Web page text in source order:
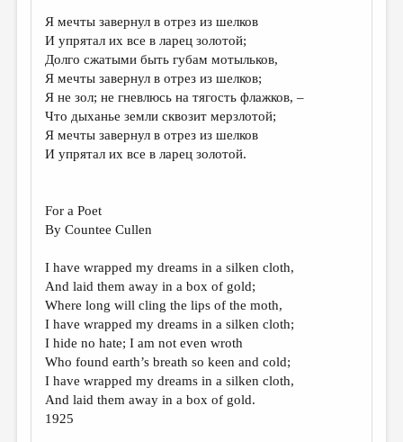
ПРАВИЛА САЙТА
ОТДЕЛЫ И РУБРИКИ
ИЗБРАННОЕ
ДАЙДЖЕСТ
КОНКУРСЫ
ДЕТСКАЯ КОМНАТА
КНИЖНАЯ ПОЛКА
ОБЗОР ЛИТЕРАТУРЫ
СТРАНИЦЫ ПАМЯТИ
ОБЪЯВЛЕНИЯ
Я мечты завернул в отрез из шелков
И упрятал их все в ларец золотой;
Долго сжатыми быть губам мотыльков,
Я мечты завернул в отрез из шелков;
Я не зол; не гневлюсь на тягость флажков, – ­
Что дыханье земли сквозит мерзлотой;
Я мечты завернул в отрез из шелков
И упрятал их все в ларец золотой.
For a Poet
By Countee Cullen
I have wrapped my dreams in a silken cloth,
And laid them away in a box of gold;
Where long will cling the lips of the moth,
I have wrapped my dreams in a silken cloth;
I hide no hate; I am not even wroth
Who found earth’s breath so keen and cold;
I have wrapped my dreams in a silken cloth,
And laid them away in a box of gold.
1925